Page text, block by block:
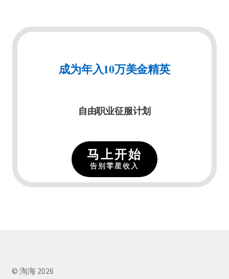
成为年入10万美金精英
自由职业征服计划
马上开始
告别零星收入
© 淘海 2026